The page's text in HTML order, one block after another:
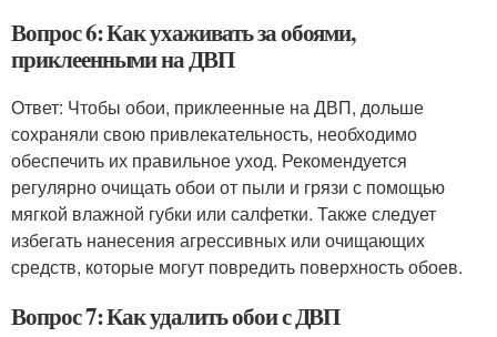
Вопрос 6: Как ухаживать за обоями,
приклеенными на ДВП
Ответ: Чтобы обои, приклеенные на ДВП, дольше
сохраняли свою привлекательность, необходимо
обеспечить их правильное уход. Рекомендуется
регулярно очищать обои от пыли и грязи с помощью
мягкой влажной губки или салфетки. Также следует
избегать нанесения агрессивных или очищающих
средств, которые могут повредить поверхность обоев.
Вопрос 7: Как удалить обои с ДВП